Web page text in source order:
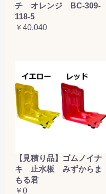
チ オレンジ BC-309-
118-5
￥40,040
【見積り品】ゴムノイナ
キ 止水板 みずからま
もる君
￥0